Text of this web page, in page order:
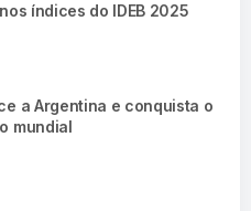
índices do IDEB 2025
a Argentina e conquista o
mundial